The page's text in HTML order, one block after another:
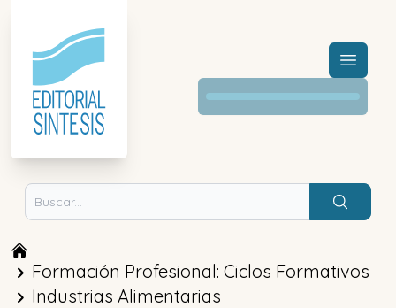
Menú
Buscar
Formación Profesional: Ciclos Formativos
Industrias Alimentarias